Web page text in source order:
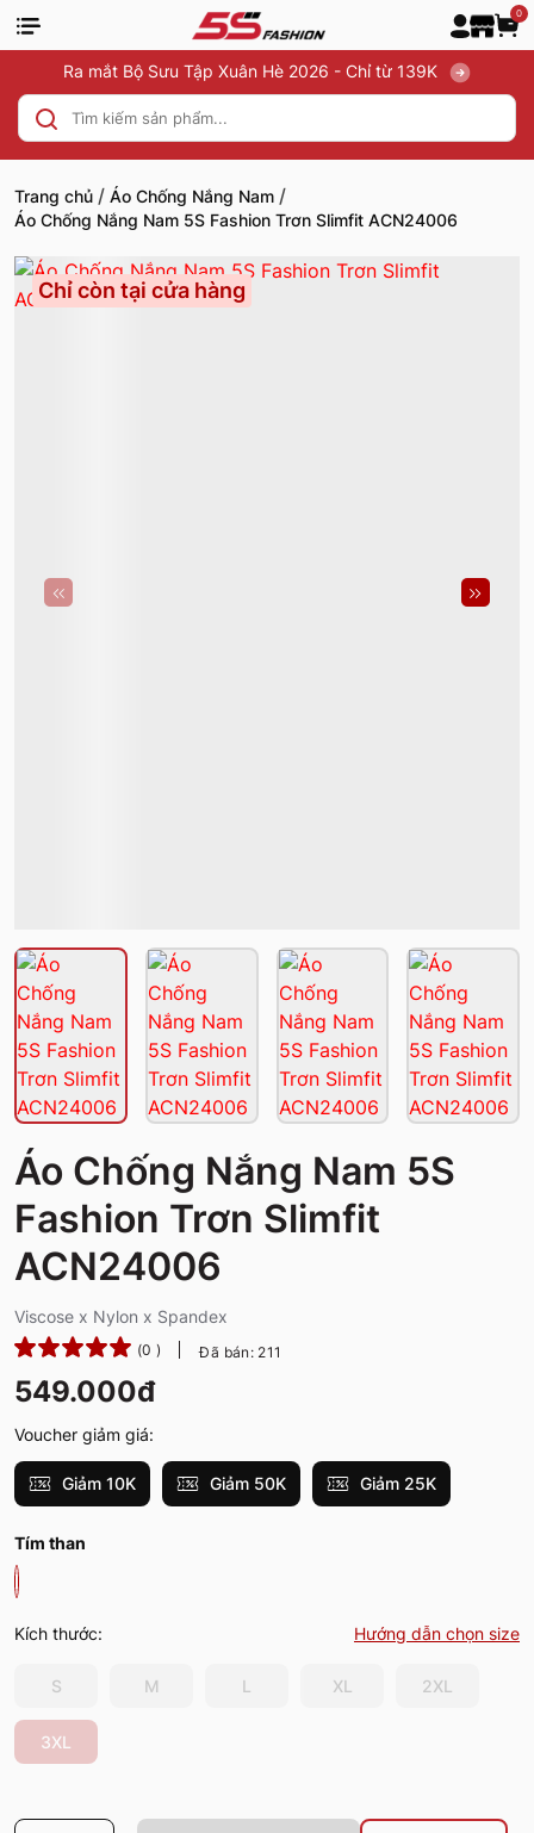
0
Ra mắt Bộ Sưu Tập Xuân Hè 2026 - Chỉ từ 139K
Trang chủ / Áo Chống Nắng Nam /
Áo Chống Nắng Nam 5S Fashion Trơn Slimfit ACN24006
Chỉ còn tại cửa hàng
Áo Chống Nắng Nam 5S
Fashion Trơn Slimfit
ACN24006
Viscose x Nylon x Spandex
(0 ) Đã bán: 211
549.000đ
Voucher giảm giá:
Giảm 10K Giảm 50K Giảm 25K
Tím than
Kích thước: Hướng dẫn chọn size
S M L XL 2XL
3XL